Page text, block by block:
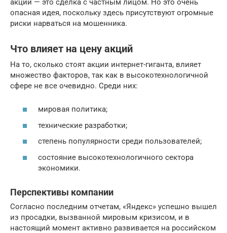
акции — это сделка с частным лицом. Но это очень
опасная идея, поскольку здесь присутствуют огромные
риски нарваться на мошенника.
Что влияет на цену акций
На то, сколько стоят акции интернет-гиганта, влияет
множество факторов, так как в высокотехнологичной
сфере не все очевидно. Среди них:
мировая политика;
технические разработки;
степень популярности среди пользователей;
состояние высокотехнологичного сектора
экономики.
Перспективы компании
Согласно последним отчетам, «Яндекс» успешно вышел
из просадки, вызванной мировым кризисом, и в
настоящий момент активно развивается на российском